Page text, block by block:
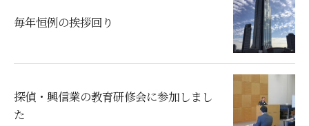
毎年恒例の挨拶回り
探偵・興信業の教育研修会に参加しまし
た